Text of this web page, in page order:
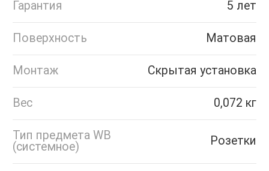
Гарантия 5 лет
Поверхность Матовая
Монтаж Скрытая установка
Вес 0,072 кг
Тип предмета WB
(системное)
Розетки